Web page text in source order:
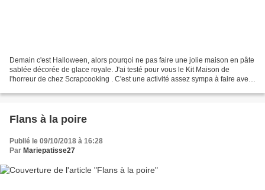
Demain c'est Halloween, alors pourqoi ne pas faire une jolie maison en pâte
sablée décorée de glace royale. J'ai testé pour vous le Kit Maison de
l'horreur de chez Scrapcooking . C'est une activité assez sympa à faire avec
Flans à la poire
Publié le 09/10/2018 à 16:28
Par Mariepatisse27